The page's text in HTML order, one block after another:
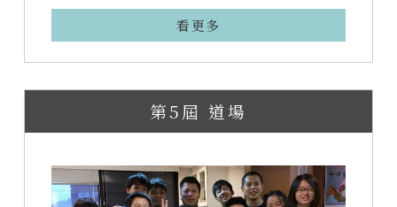
看更多
第5屆 道場